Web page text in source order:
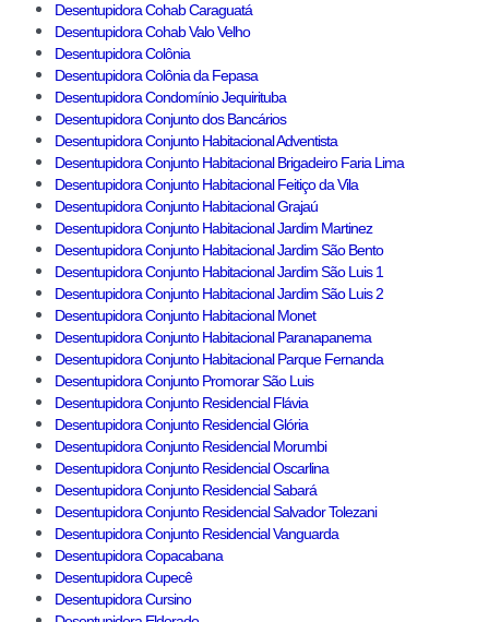
Desentupidora Cohab Caraguatá
Desentupidora Cohab Valo Velho
Desentupidora Colônia
Desentupidora Colônia da Fepasa
Desentupidora Condomínio Jequirituba
Desentupidora Conjunto dos Bancários
Desentupidora Conjunto Habitacional Adventista
Desentupidora Conjunto Habitacional Brigadeiro Faria Lima
Desentupidora Conjunto Habitacional Feitiço da Vila
Desentupidora Conjunto Habitacional Grajaú
Desentupidora Conjunto Habitacional Jardim Martinez
Desentupidora Conjunto Habitacional Jardim São Bento
Desentupidora Conjunto Habitacional Jardim São Luis 1
Desentupidora Conjunto Habitacional Jardim São Luis 2
Desentupidora Conjunto Habitacional Monet
Desentupidora Conjunto Habitacional Paranapanema
Desentupidora Conjunto Habitacional Parque Fernanda
Desentupidora Conjunto Promorar São Luis
Desentupidora Conjunto Residencial Flávia
Desentupidora Conjunto Residencial Glória
Desentupidora Conjunto Residencial Morumbi
Desentupidora Conjunto Residencial Oscarlina
Desentupidora Conjunto Residencial Sabará
Desentupidora Conjunto Residencial Salvador Tolezani
Desentupidora Conjunto Residencial Vanguarda
Desentupidora Copacabana
Desentupidora Cupecê
Desentupidora Cursino